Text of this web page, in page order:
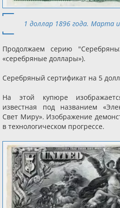
1 доллар 1896 года.
Продолжаем серию
«серебряные доллары»).
Серебряный сертификат на 5
На этой купюре
известная под названием
Свет Миру». Изображение
в технологическом прогрессе.